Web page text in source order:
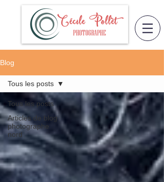
Blog
Tous les posts
Articles de blog
photographe
nord
Tous les posts